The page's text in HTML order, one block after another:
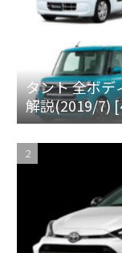
タント 全ボデ
解説(2019/7)